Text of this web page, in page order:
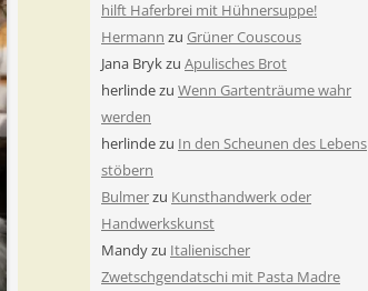
hilft Haferbrei mit Hühnersuppe!
Hermann zu Grüner Couscous
Jana Brykzu Apulisches Brot
herlindezu Wenn Gartenträume wahr
werden
herlindezu In den Scheunen des Lebens
stöbern
Bulmerzu Kunsthandwerk oder
Handwerkskunst
Mandyzu Italienischer
Zwetschgendatschi mit Pasta Madre